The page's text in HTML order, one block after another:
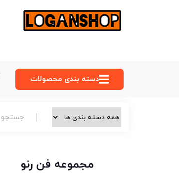
دسته‌ بندی محصولات
مجموعه فن رنو